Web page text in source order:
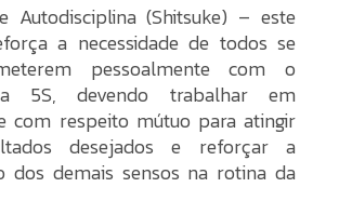
Autodisciplina (Shitsuke) – este
a necessidade de todos se
pessoalmente com o
5S, devendo trabalhar em
com respeito mútuo para atingir
desejados e reforçar a
dos demais sensos na rotina da